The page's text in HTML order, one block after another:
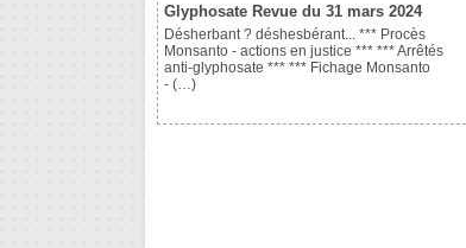
Glyphosate Revue du 31 mars 2024
Désherbant ? déshesbérant... *** Procès
Monsanto - actions en justice *** *** Arrêtés
anti-glyphosate *** *** Fichage Monsanto
- (…)